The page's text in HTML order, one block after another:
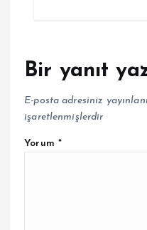
Bir yanıt
E-posta adresiniz
işaretlenmişlerdir
Yorum *